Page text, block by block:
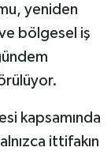
yeniden
bölgesel iş
kapsamında
ittifakın